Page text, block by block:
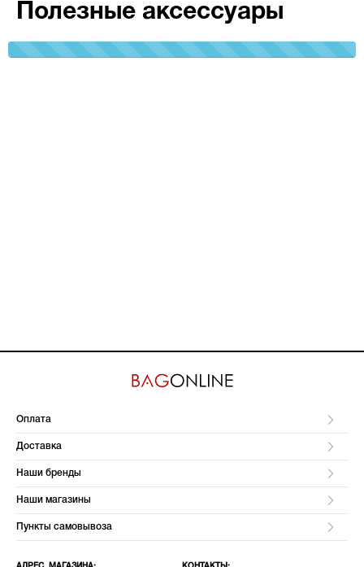
Полезные аксессуары
100%
Оплата
Доставка
Наши бренды
Наши магазины
Пункты самовывоза